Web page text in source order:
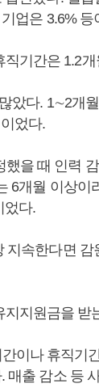
업은 3.6% 등
기간은 1.2
았다. 1∼2개
었다.
을 때 인력
6개월 이상
었다.
지속한다면
지원금을 받
이나 휴직기
출 감소 등